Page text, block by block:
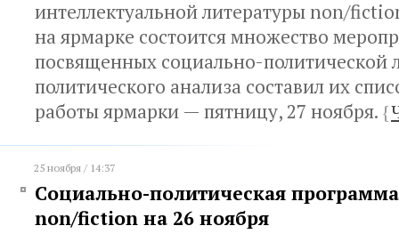
интеллектуальной литературы non/
на ярмарке состоится множество
посвященных социально-политической
политического анализа составил их
работы ярмарки — пятницу, 27 ноября. {
25 ноября / 14:37
Социально-политическая
non/fiction на 26 ноября